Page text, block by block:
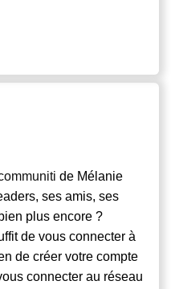
de Mélanie
ses amis, ses
plus encore ?
de vous connecter à
de créer votre compte
connecter au réseau